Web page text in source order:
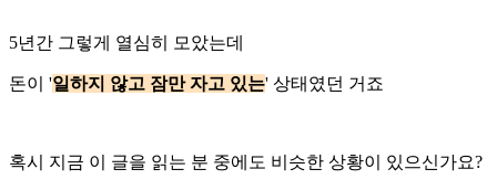
5년간 그렇게 열심히 모았는데
돈이 '일하지 않고 잠만 자고 있는' 상태였던 거죠
혹시 지금 이 글을 읽는 분 중에도 비슷한 상황이 있으신가요?